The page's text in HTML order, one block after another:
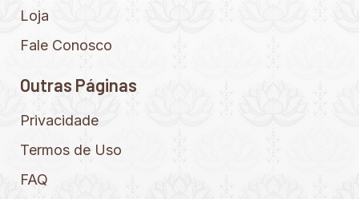
Loja
Fale Conosco
Outras Páginas
Privacidade
Termos de Uso
FAQ